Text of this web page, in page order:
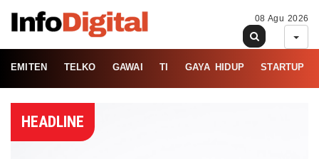
08 Agu 2026
EMITEN TELKO GAWAI TI GAYA HIDUP STARTUP
HEADLINE